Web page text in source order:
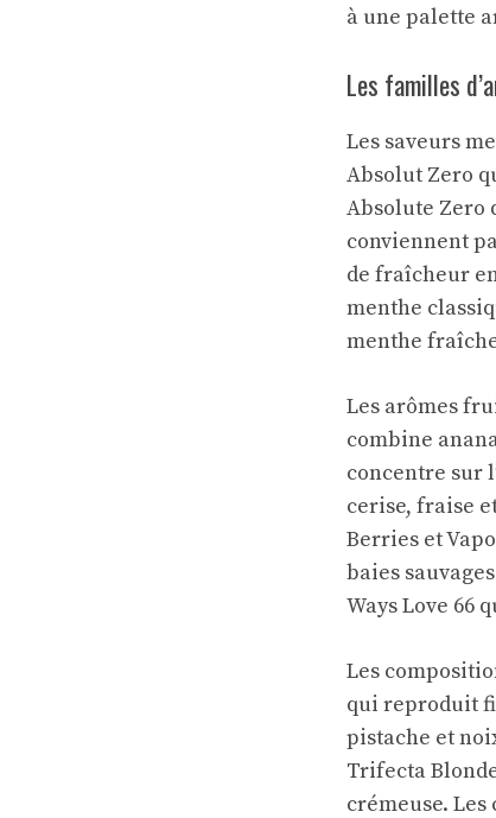
à une palette
Les familles
Les saveurs
Absolut Zero
Absolute Zero
conviennent
de fraîcheur
menthe
menthe
Les arômes
combine
concentre sur
cerise, fraise
Berries et
baies
Ways Love 66
Les
qui reproduit
pistache et
Trifecta
crémeuse.